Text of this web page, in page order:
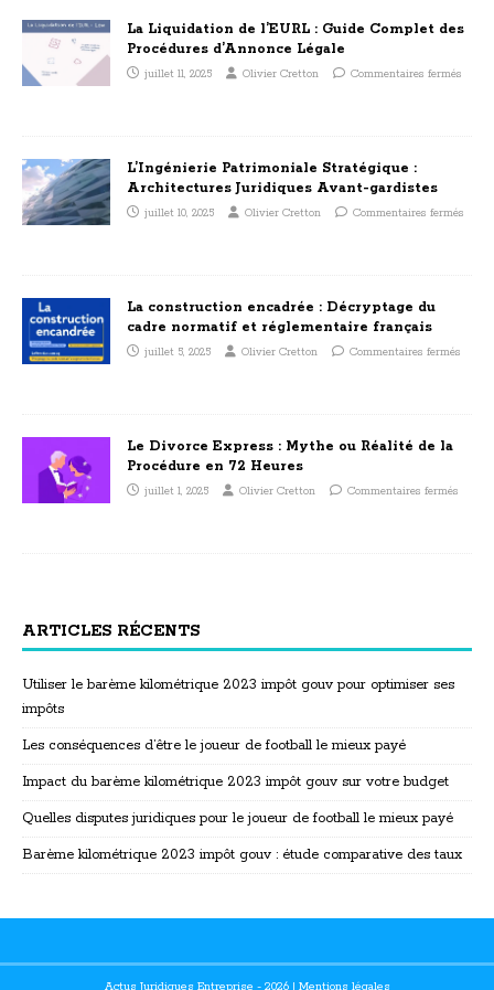
La Liquidation de l’EURL : Guide Complet des
Procédures d’Annonce Légale
juillet 11, 2025 Olivier Cretton Commentaires fermés
L’Ingénierie Patrimoniale Stratégique :
Architectures Juridiques Avant-gardistes
juillet 10, 2025 Olivier Cretton Commentaires fermés
La construction encadrée : Décryptage du
cadre normatif et réglementaire français
juillet 5, 2025 Olivier Cretton Commentaires fermés
Le Divorce Express : Mythe ou Réalité de la
Procédure en 72 Heures
juillet 1, 2025 Olivier Cretton Commentaires fermés
ARTICLES RÉCENTS
Utiliser le barème kilométrique 2023 impôt gouv pour optimiser ses
impôts
Les conséquences d’être le joueur de football le mieux payé
Impact du barème kilométrique 2023 impôt gouv sur votre budget
Quelles disputes juridiques pour le joueur de football le mieux payé
Barème kilométrique 2023 impôt gouv : étude comparative des taux
Actus Juridiques Entreprise - 2026 | Mentions légales